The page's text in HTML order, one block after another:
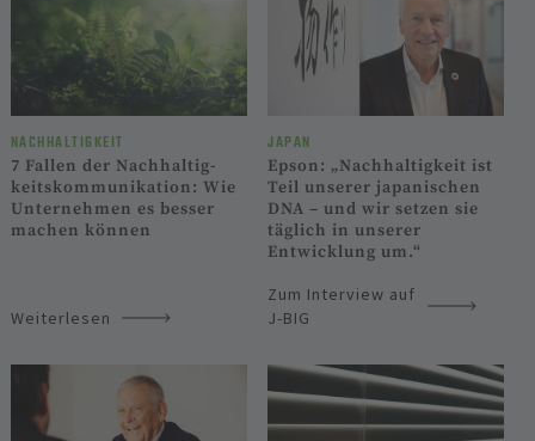
NACHHALTIGKEIT
7 Fallen der Nachhaltig­
keits­kommunikation: Wie
Unternehmen es besser
machen können
Weiterlesen
JAPAN
Epson: „Nachhaltigkeit ist
Teil unserer japanischen
DNA – und wir setzen sie
täglich in unserer
Entwicklung um.“
Zum Interview auf
J-BIG